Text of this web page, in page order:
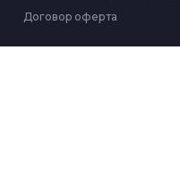
Договор оферта